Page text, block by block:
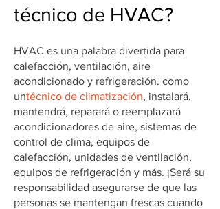
técnico de HVAC?
HVAC es una palabra divertida para
calefacción, ventilación, aire
acondicionado y refrigeración. como
untécnico de climatización, instalará,
mantendrá, reparará o reemplazará
acondicionadores de aire, sistemas de
control de clima, equipos de
calefacción, unidades de ventilación,
equipos de refrigeración y más. ¡Será su
responsabilidad asegurarse de que las
personas se mantengan frescas cuando